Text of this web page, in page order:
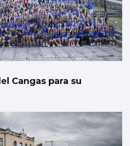
más paquetes que
Cangas para su